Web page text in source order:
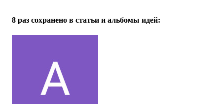
8 раз сохранено в статьи и альбомы идей: